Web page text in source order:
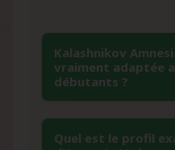
Kalashnikov
vraiment adaptée
débutants ?
Absolument, cette
facilité de
Quel est le profil